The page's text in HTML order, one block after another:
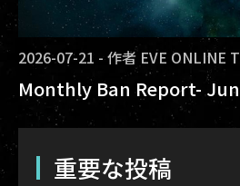
2026-07-21 - 作者 EVE ONLINE
Monthly Ban Report-
重要な投稿